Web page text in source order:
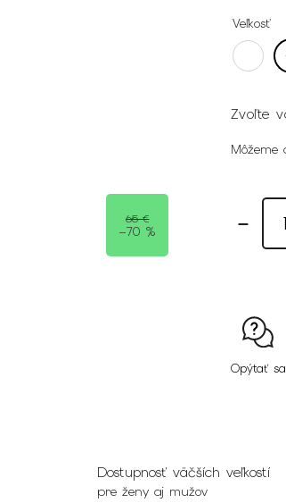
65 €
–70 %
Veľkosť
Zvoľte
Môžeme
Opýtať sa
Dostupnosť väčších veľkostí
pre ženy aj mužov